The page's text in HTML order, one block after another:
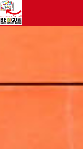
Salta al Contenuto